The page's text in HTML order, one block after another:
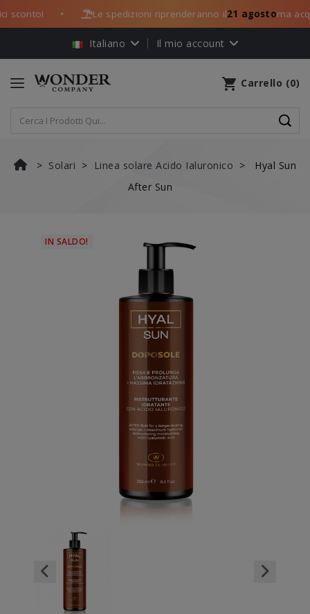
Le spedizioni riprenderanno il21 agostoma
Italiano Il mio account
shopping_cart Carrello (0)
Solari Linea solare Acido Ialuronico
Hyal Sun
After Sun
IN SALDO!